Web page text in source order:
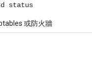
status
或防火牆